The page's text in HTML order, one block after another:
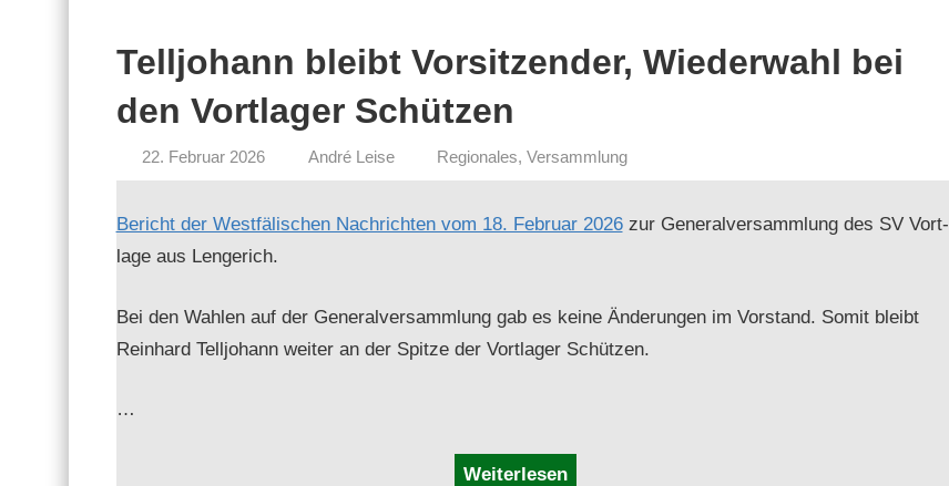
Telljohann bleibt Vorsitzender, Wiederwahl bei
den Vortlager Schützen
22. Februar 2026 André Leise Regionales, Versammlung
Bericht der West­fälis­chen Nachricht­en vom 18. Feb­ru­ar 2026zur Gen­er­alver­samm­lung des SV Vort­
lage aus Lengerich.
Bei den Wahlen auf der Gen­er­alver­samm­lung gab es keine Änderun­gen im Vor­stand. Somit bleibt
Rein­hard Telljo­hann weit­er an der Spitze der Vort­lager Schützen.
…
Weiterlesen